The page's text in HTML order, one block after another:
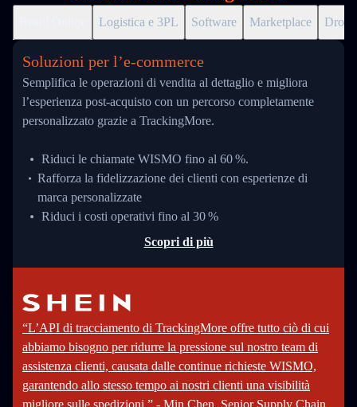
Logistica e 3PL Software Marketplace
Soluzioni per l’e‑commerce
Semplifica le operazioni di vendita al dettaglio e migliora
l’esperienza post-acquisto con un percorso completamente
personalizzato grazie a TrackingMore.
Riduci le chiamate WISMO fino al 60 %.
Rafforza la fidelizzazione dei clienti con esperienze di
marca personalizzate
Riduci i costi operativi fino al 30 %
Scopri di più
“L’API di tracciamento di TrackingMore offre tutto ciò di cui
abbiamo bisogno per ridurre la pressione sul nostro team di
assistenza clienti, causata dalle continue richieste WISMO,
garantendo allo stesso tempo ai nostri clienti una visibilità
migliore sulle spedizioni.” - Min Chen, Senior Supply Chain